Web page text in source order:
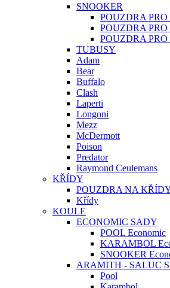
SNOOKER
POUZDRA
POUZDRA
POUZDRA
TUBUSY
Adam
Bear
Buffalo
Clash
Laperti
Longoni
Mezz
McDermott
Poison
Predator
Raymond Ceulemans
KŘÍDY
POUZDRA NA
Křídy
KOULE
ECONOMIC SADY
POOL Economic
KARAMBOL
SNOOKER
ARAMITH - SALUC
Pool